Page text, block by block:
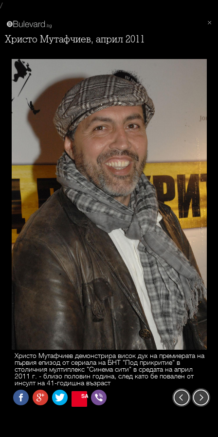
/
Христо Мутафчиев, април 2011
Христо Мутафчиев демонстрира висок дух на премиерата на
първия епизод от сериала на БНТ "Под прикритие" в
столичния мултиплекс "Синема сити" в средата на април
2011 г. - близо половин година, след като бе повален от
инсулт на 41-годишна възраст
SAVE